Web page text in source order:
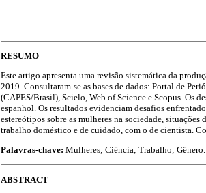
RESUMO
Este artigo apresenta uma revisão sistemática da
2019. Consultaram-se as bases de dados: Portal de
(CAPES/Brasil), Scielo, Web of Science e Scopus. Os
espanhol. Os resultados evidenciam desafios
estereótipos sobre as mulheres na sociedade,
trabalho doméstico e de cuidado, com o de cientista.
Palavras-chave: Mulheres; Ciência; Trabalho; Gênero.
ABSTRACT